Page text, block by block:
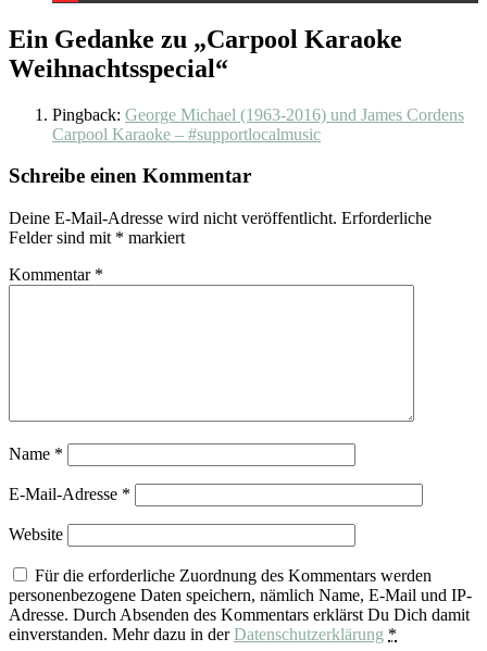
Ein Gedanke zu „Carpool Karaoke
Weihnachtsspecial“
Pingback: George Michael (1963-2016) und James Cordens
Carpool Karaoke – #supportlocalmusic
Schreibe einen Kommentar
Deine E-Mail-Adresse wird nicht veröffentlicht. Erforderliche
Felder sind mit * markiert
Kommentar *
Name *
E-Mail-Adresse *
Website
Für die erforderliche Zuordnung des Kommentars werden
personenbezogene Daten speichern, nämlich Name, E-Mail und IP-
Adresse. Durch Absenden des Kommentars erklärst Du Dich damit
einverstanden. Mehr dazu in derDatenschutzerklärung *